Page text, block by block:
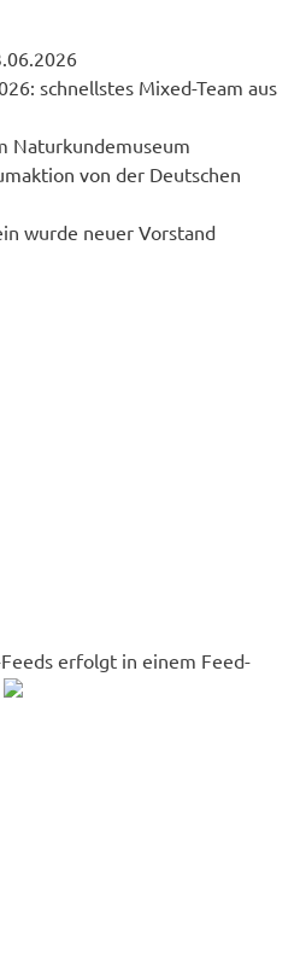
schnellstes Mixed-Team aus
Naturkundemuseum
von der Deutschen
wurde neuer Vorstand
erfolgt in einem Feed-